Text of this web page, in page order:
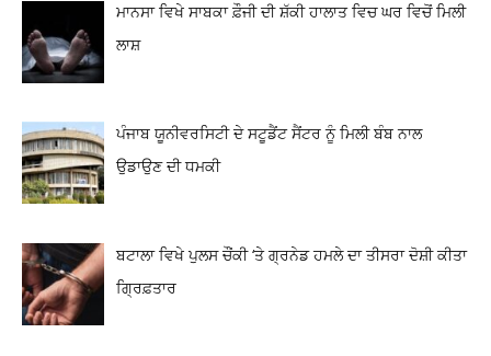
ਮਾਨਸਾ ਵਿਖੇ ਸਾਬਕਾ ਫ਼ੌਜੀ ਦੀ ਸ਼ੱਕੀ ਹਾਲਾਤ ਵਿਚ ਘਰ ਵਿਚੋਂ ਮਿਲੀ
ਲਾਸ਼
ਪੰਜਾਬ ਯੂਨੀਵਰਸਿਟੀ ਦੇ ਸਟੂਡੈਂਟ ਸੈਂਟਰ ਨੂੰ ਮਿਲੀ ਬੰਬ ਨਾਲ
ਉਡਾਉਣ ਦੀ ਧਮਕੀ
ਬਟਾਲਾ ਵਿਖੇ ਪੁਲਸ ਚੌਂਕੀ ‘ਤੇ ਗ੍ਰਨੇਡ ਹਮਲੇ ਦਾ ਤੀਸਰਾ ਦੋਸ਼ੀ ਕੀਤਾ
ਗ੍ਰਿਫ਼ਤਾਰ